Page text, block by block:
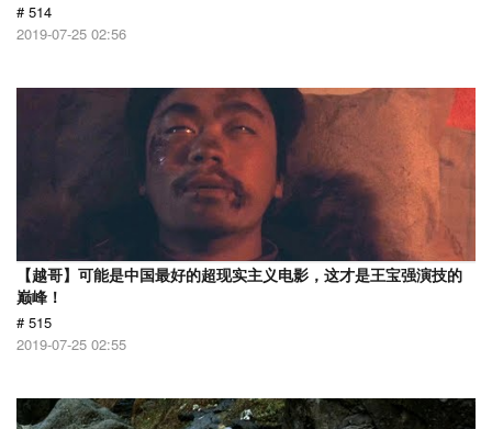
# 514
2019-07-25 02:56
【越哥】可能是中国最好的超现实主义电影，这才是王宝强演技的
巅峰！
# 515
2019-07-25 02:55